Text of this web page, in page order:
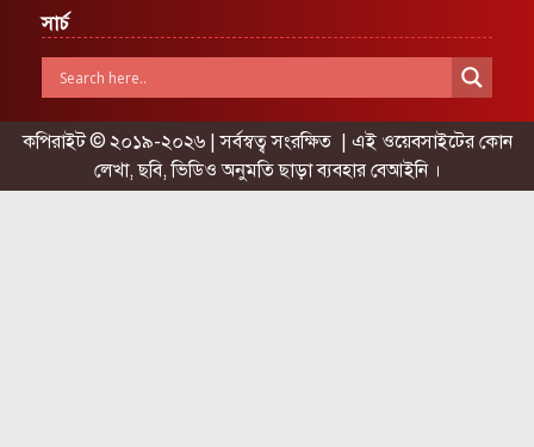
সার্চ
কপিরাইট © ২০১৯-২০২৬ | সর্বস্বত্ব সংরক্ষিত | এই ওয়েবসাইটের কোন
লেখা, ছবি, ভিডিও অনুমতি ছাড়া ব্যবহার বেআইনি ।